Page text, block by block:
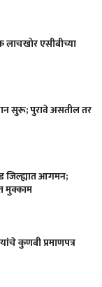
लाचखोर एसीबीच्या
सुरू; पुरावे असतील तर
जिल्ह्यात आगमन;
मुक्काम
कुणबी प्रमाणपत्र